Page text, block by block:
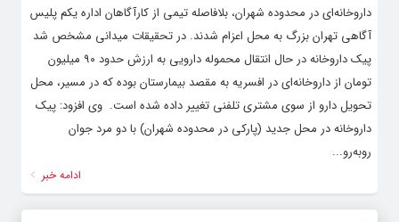
داروخانه‌ای در محدوده شهران، بلافاصله تیمی از کارآگاهان اداره یکم پلیس
آگاهی تهران بزرگ به محل اعزام شدند. در تحقیقات میدانی مشخص شد
پیک داروخانه در حال انتقال محموله دارویی به ارزش حدود ۹۰ میلیون
تومان از داروخانه‌ای در افسریه به مقصد بیمارستان بوده که در مسیر، محل
تحویل دارو از سوی مشتری تلفنی تغییر داده شده است. ‌ وی افزود: پیک
داروخانه در محل جدید (پارکی در محدوده شهران) با دو مرد جوان
روبه‌رو...
ادامه خبر